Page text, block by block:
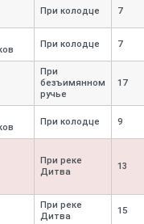
При колодце 7
При колодце 7
При
безъимянном
ручье
17
При колодце 9
При реке
Дитва
13
При реке
Дитва
15